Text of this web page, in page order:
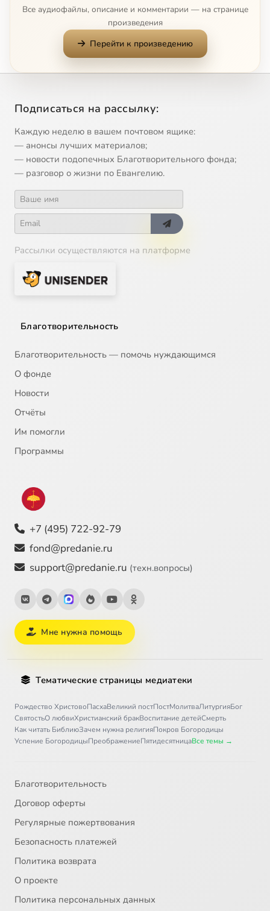
Все аудиофайлы, описание и комментарии — на странице
произведения
Перейти к произведению
Подписаться на рассылку:
Каждую неделю в вашем почтовом ящике:
— анонсы лучших материалов;
— новости подопечных Благотворительного фонда;
— разговор о жизни по Евангелию.
Рассылки осуществляются на платформе
Благотворительность
Благотворительность — помочь нуждающимся
О фонде
Новости
Отчёты
Им помогли
Программы
+7 (495) 722-92-79
fond@predanie.ru
support@predanie.ru (техн.вопросы)
Мне нужна помощь
Тематические страницы медиатеки
Рождество ХристовоПасхаВеликий постПостМолитваЛитургияБог
СвятостьО любвиХристианский бракВоспитание детейСмерть
Как читать БиблиюЗачем нужна религияПокров Богородицы
Успение БогородицыПреображениеПятидесятницаВсе темы →
Благотворительность
Договор оферты
Регулярные пожертвования
Безопасность платежей
Политика возврата
О проекте
Политика персональных данных